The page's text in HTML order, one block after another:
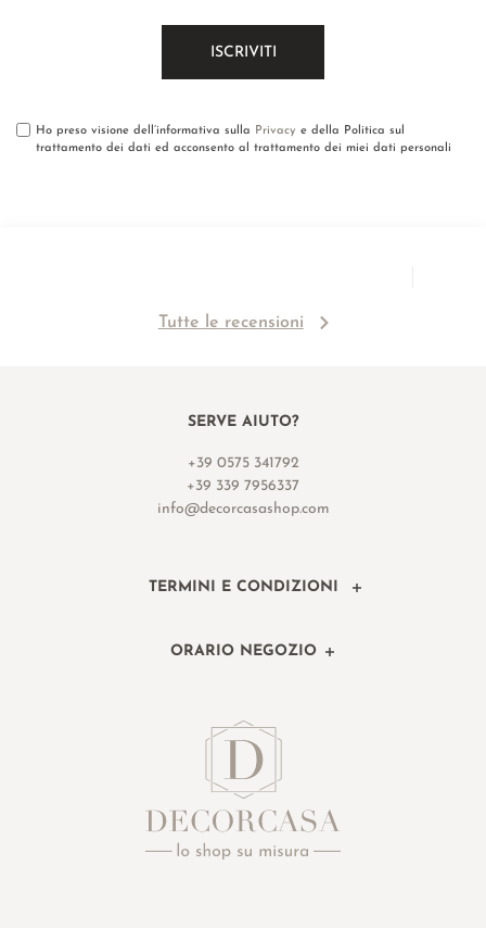
Ho preso visione dell’informativa sulla Privacy e della Politica sul
trattamento dei dati ed acconsento al trattamento dei miei dati personali
Tutte le recensioni
SERVE AIUTO?
+39 0575 341792
+39 339 7956337
info@decorcasashop.com
TERMINI E CONDIZIONI
ORARIO NEGOZIO